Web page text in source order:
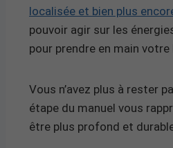
localisée et bien plus
pouvoir agir sur les
pour prendre en main votre
Vous n’avez plus à rester
étape du manuel vous
être plus profond et